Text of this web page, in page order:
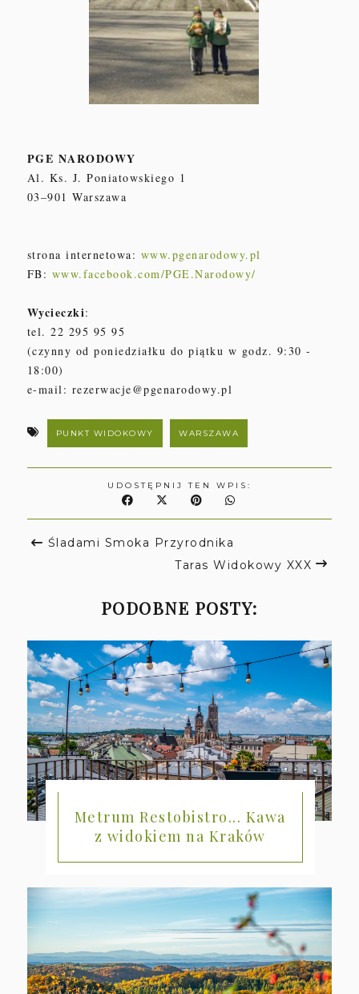
PGE NARODOWY
Al. Ks. J. Poniatowskiego 1
03–901 Warszawa
strona internetowa: www.pgenarodowy.pl
FB: www.facebook.com/PGE.Narodowy/
Wycieczki:
tel. 22 295 95 95
(czynny od poniedziałku do piątku w godz. 9:30 -
18:00)
e-mail: rezerwacje@pgenarodowy.pl
PUNKT WIDOKOWY WARSZAWA
UDOSTĘPNIJ TEN WPIS:
Śladami Smoka Przyrodnika
Taras Widokowy XXX
PODOBNE POSTY:
Metrum Restobistro... Kawa
z widokiem na Kraków